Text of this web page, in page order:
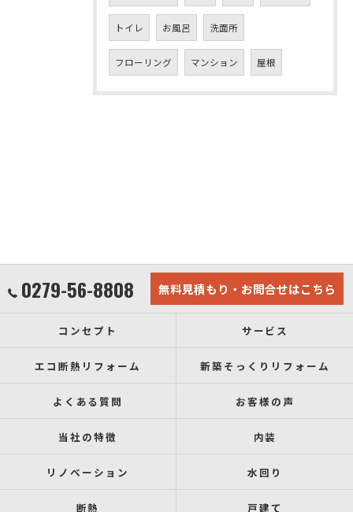
トイレ お風呂 洗面所
フローリング マンション 屋根
0279-56-8808 無料見積もり・お問合せはこちら
コンセプト サービス
エコ断熱リフォーム 新築そっくりリフォーム
よくある質問 お客様の声
当社の特徴 内装
リノベーション 水回り
断熱 戸建て